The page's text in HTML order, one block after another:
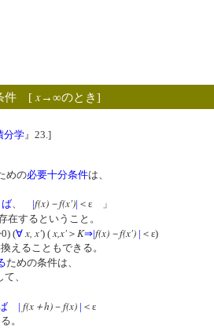
件 [ x→∞のとき]
分学』23.]
めの必要十分条件は、
、 |f(x)－f(x')| ＜ε 」
在するということ。
(∀ x, x') (x,x' ＞ K⇒|f(x)－f(x') | ＜ε)
えることもできる。
ための条件は、
、
| f(x＋h) － f(x) | ＜ε
。